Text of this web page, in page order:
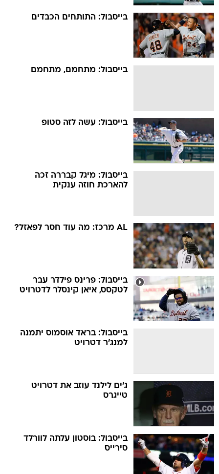
בייסבול: התותחים הכבדים
בייסבול: מתחמם, מתחמם
בייסבול: עשה לזה סטופ
בייסבול: מיגל קבררה זכה
להארכת חוזה ענקית
AL מרכז: מה עוד חסר לפאזל?
בייסבול: פרינס פילדר עבר
לטקסס, איאן קינסלר לדטרויט
בייסבול: בראד אוסמוס יתמנה
למנג'ר דטרויט
ג'ים לילנד עוזב את דטרויט
טייגרס
בייסבול: בוסטון עלתה לוורלד
סירייס